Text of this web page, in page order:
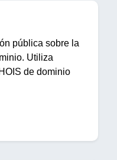
pública sobre la
Utiliza
de dominio